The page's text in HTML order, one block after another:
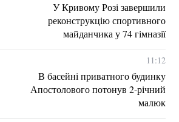
У Кривому Розі завершили
реконструкцію спортивного
майданчика у 74 гімназії
11:12
В басейні приватного будинку
Апостолового потонув 2-річний
малюк